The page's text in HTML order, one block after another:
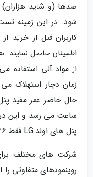
صدها (و شاید
شود. در این زمینه
کاربران قبل از خرید
اطمینان حاصل نمایند.
از مواد آلی استفاده
حال حاضر عمر مفید
ساعت می رسد و این
پنل های اولد LG فقط 36 هزار ساعت بود.
شرکت های مختلف